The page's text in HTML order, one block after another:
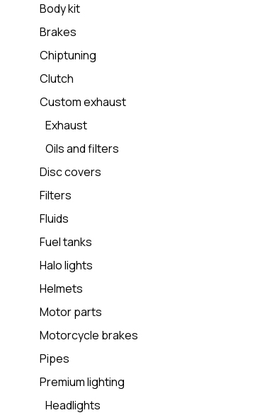
Body kit
Brakes
Chiptuning
Clutch
Custom exhaust
Exhaust
Oils and filters
Disc covers
Filters
Fluids
Fuel tanks
Halo lights
Helmets
Motor parts
Motorcycle brakes
Pipes
Premium lighting
Headlights